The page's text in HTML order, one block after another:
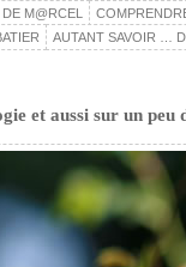
M@RCEL
AUTANT SAVOIR …
et aussi sur un peu